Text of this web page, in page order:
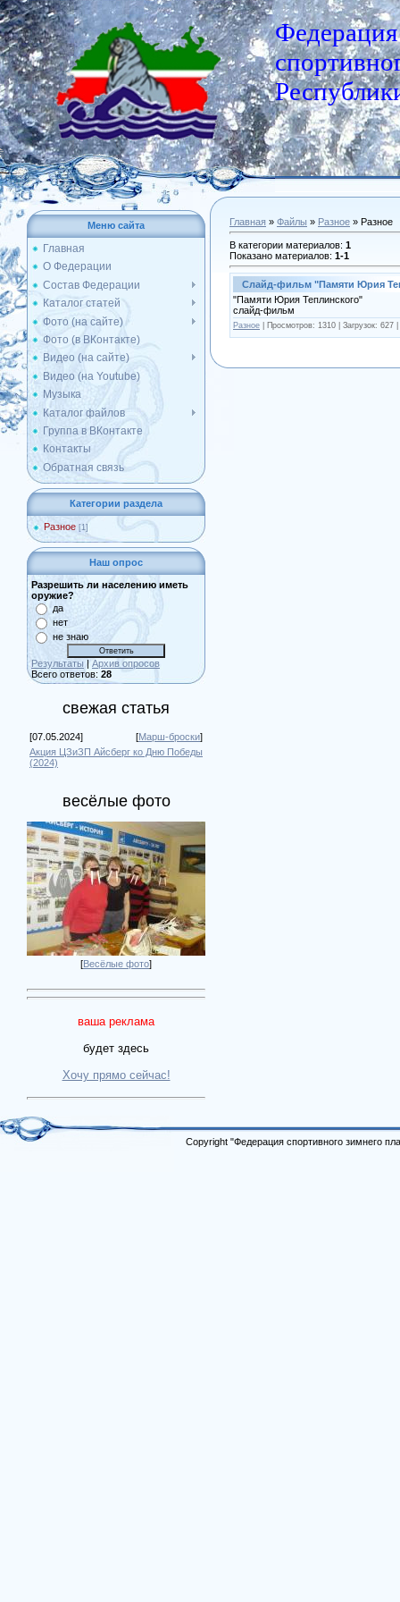
Федерация
Меню сайта
Главная
О Федерации
Состав Федерации
Каталог статей
Фото (на сайте)
Фото (в ВКонтакте)
Видео (на сайте)
Видео (на Youtube)
Музыка
Каталог файлов
Группа в ВКонтакте
Контакты
Обратная связь
Категории раздела
Разное [1]
Наш опрос
Разрешить ли населению иметь
оружие?
да
нет
не знаю
Результаты | Архив опросов
Всего ответов: 28
свежая статья
[07.05.2024] [Марш-броски]
Акция ЦЗиЗП Айсберг ко Дню Победы
(2024)
весёлые фото
[Весёлые фото]
ваша реклама
будет здесь
Хочу прямо сейчас!
Главная » Файлы » Разное » Разное
В категории материалов: 1
Показано материалов: 1-1
Слайд-фильм "Памяти Юрия
"Памяти Юрия Теплинского"
слайд-фильм
Разное Просмотров: 1310 Загрузок: 627
Copyright "Федерация спортивного зимнего